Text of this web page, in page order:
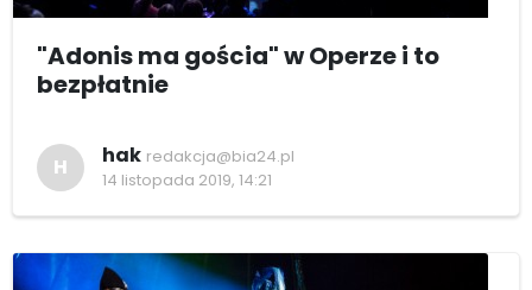
"Adonis ma gościa" w Operze i to
bezpłatnie
H hak redakcja@bia24.pl
14 listopada 2019, 14:21